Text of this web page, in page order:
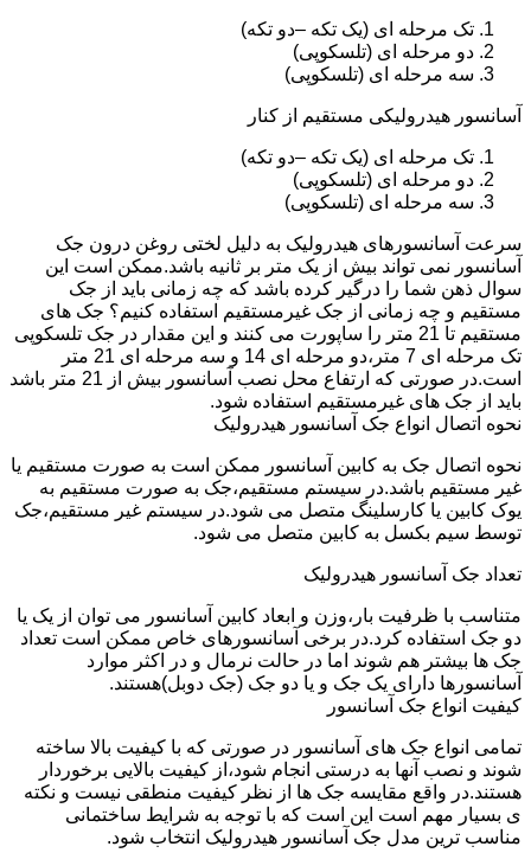
تک مرحله ای (یک تکه –دو تکه)
دو مرحله ای (تلسکوپی)
سه مرحله ای (تلسکوپی)
آسانسور هیدرولیکی مستقیم از کنار
تک مرحله ای (یک تکه –دو تکه)
دو مرحله ای (تلسکوپی)
سه مرحله ای (تلسکوپی)
سرعت آسانسورهای هیدرولیک به دلیل لختی روغن درون جک
آسانسور نمی تواند بیش از یک متر بر ثانیه باشد.ممکن است این
سوال ذهن شما را درگیر کرده باشد که چه زمانی باید از جک
مستقیم و چه زمانی از جک غیرمستقیم استفاده کنیم؟ جک های
مستقیم تا 21 متر را ساپورت می کنند و این مقدار در جک تلسکوپی
تک مرحله ای 7 متر،دو مرحله ای 14 و سه مرحله ای 21 متر
است.در صورتی که ارتفاع محل نصب آسانسور بیش از 21 متر باشد
باید از جک های غیرمستقیم استفاده شود.
نحوه اتصال انواع جک آسانسور هیدرولیک
نحوه اتصال جک به کابین آسانسور ممکن است به صورت مستقیم یا
غیر مستقیم باشد.در سیستم مستقیم،جک به صورت مستقیم به
یوک کابین یا کارسلینگ متصل می شود.در سیستم غیر مستقیم،جک
توسط سیم بکسل به کابین متصل می شود.
تعداد جک آسانسور هیدرولیک
متناسب با ظرفیت بار،وزن و ابعاد کابین آسانسور می توان از یک یا
دو جک استفاده کرد.در برخی آسانسورهای خاص ممکن است تعداد
جک ها بیشتر هم شوند اما در حالت نرمال و در اکثر موارد
آسانسورها دارای یک جک و یا دو جک (جک دوبل)هستند.
کیفیت انواع جک آسانسور
تمامی انواع جک های آسانسور در صورتی که با کیفیت بالا ساخته
شوند و نصب آنها به درستی انجام شود،از کیفیت بالایی برخوردار
هستند.در واقع مقایسه جک ها از نظر کیفیت منطقی نیست و نکته
ی بسیار مهم است این است که با توجه به شرایط ساختمانی
مناسب ترین مدل جک آسانسور هیدرولیک انتخاب شود.